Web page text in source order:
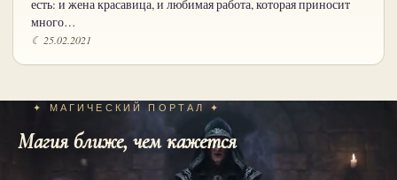
есть: и жена красавица, и любимая работа, которая приносит
много…
☾ 25.02.2021
✦ МАГИЧЕСКИЙ ПОРТАЛ ✦
Магия ближе, чем кажется